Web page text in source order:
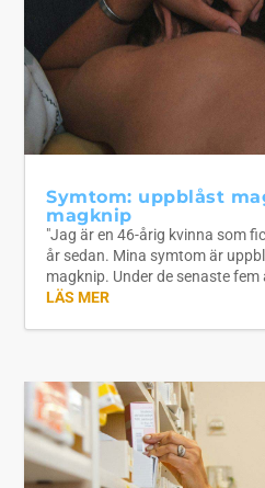
Symtom: uppblåst
magknip
"Jag är en 46-årig kvinna som
år sedan. Mina symtom är
magknip. Under de senaste fem
LÄS MER